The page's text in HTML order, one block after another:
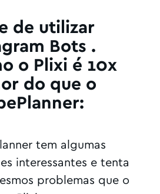
de utilizar
Bots .
o Plixi é 10x
do que o
tem algumas
interessantes e tenta
problemas que o